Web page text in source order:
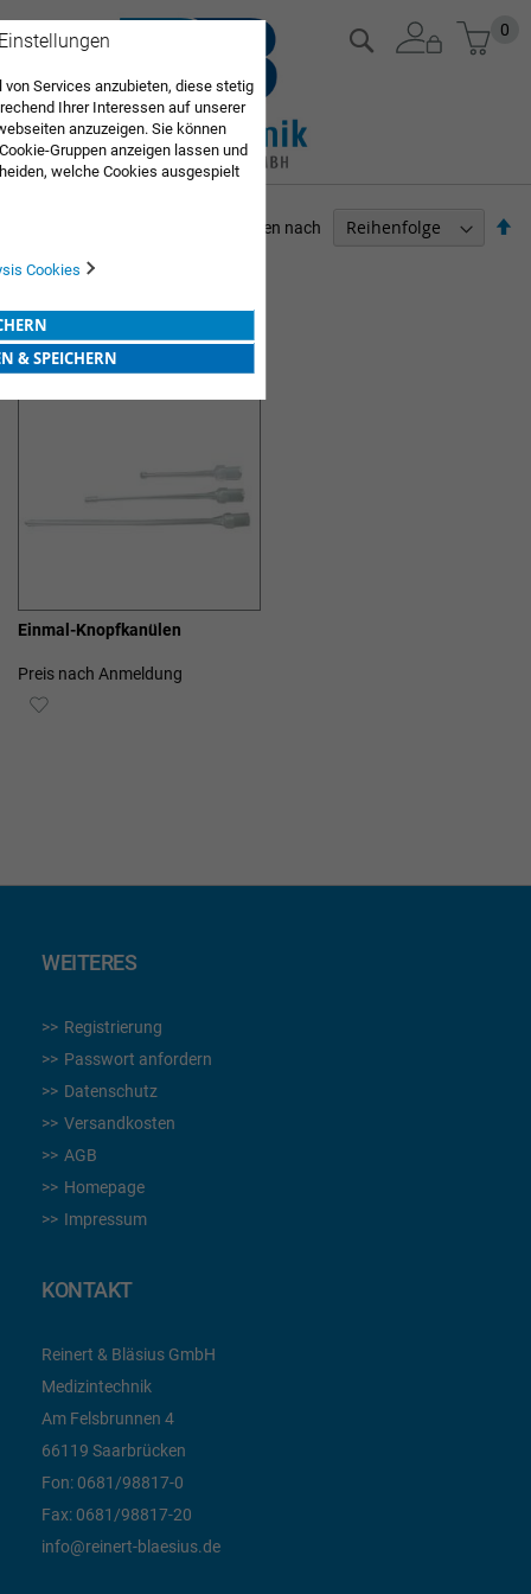
Zum
Inhalt
0
Suche
1Artikel
Sortieren nach
WUNDSPÜLUNG
Einmal-Knopfkanülen
Preis nach Anmeldung
ZUR
ARZTBEDARF
WEITERES
Registrierung
Passwort anfordern
Datenschutz
Versandkosten
AGB
Homepage
Impressum
KONTAKT
Reinert & Bläsius GmbH
Medizintechnik
Am Felsbrunnen 4
66119 Saarbrücken
Fon: 0681/98817-0
Fax: 0681/98817-20
info@reinert-blaesius.de
Services anzubieten, diese stetig
Ihrer Interessen auf unserer
anzuzeigen. Sie können
Gruppen anzeigen lassen und
welche Cookies ausgespielt
Cookies
& SPEICHERN